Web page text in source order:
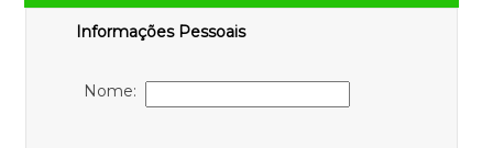
Informações Pessoais
Nome: